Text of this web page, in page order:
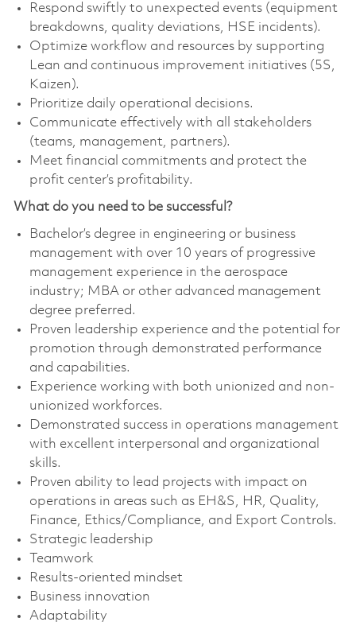
Respond swiftly to unexpected events (equipment
breakdowns, quality deviations, HSE incidents).
Optimize workflow and resources by supporting
Lean and continuous improvement initiatives (5S,
Kaizen).
Prioritize daily operational decisions.
Communicate effectively with all stakeholders
(teams, management, partners).
Meet financial commitments and protect the
profit center’s profitability.
What do you need to be successful?
Bachelor’s degree in engineering or business
management with over 10 years of progressive
management experience in the aerospace
industry; MBA or other advanced management
degree preferred.
Proven leadership experience and the potential for
promotion through demonstrated performance
and capabilities.
Experience working with both unionized and non-
unionized workforces.
Demonstrated success in operations management
with excellent interpersonal and organizational
skills.
Proven ability to lead projects with impact on
operations in areas such as EH&S, HR, Quality,
Finance, Ethics/Compliance, and Export Controls.
Strategic leadership
Teamwork
Results-oriented mindset
Business innovation
Adaptability